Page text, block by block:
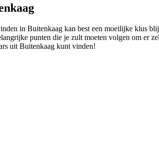
in Buitenkaag kan best een moeilijke klus
punten die je zult moeten volgen om er
uit Buitenkaag kunt vinden!